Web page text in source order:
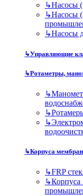
↳Насосы
↳Насосы
↳Насосы
↳Управляющие
↳Ротаметры,
↳
↳
↳
↳Корпуса мембран
↳FRP
↳Корпуса